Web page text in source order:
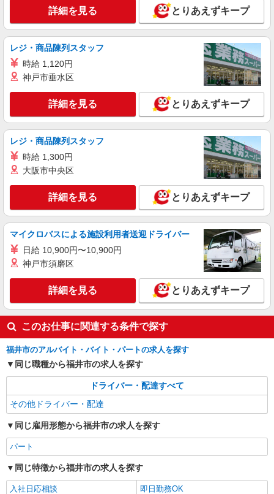
詳細を見る とりあえずキープ
レジ・商品陳列スタッフ
時給 1,120円
神戸市垂水区
詳細を見る とりあえずキープ
レジ・商品陳列スタッフ
時給 1,300円
大阪市中央区
詳細を見る とりあえずキープ
マイクロバスによる施設利用者送迎ドライバー
日給 10,900円〜10,900円
神戸市須磨区
詳細を見る とりあえずキープ
このお仕事に関連する条件で探す
福井市のアルバイト・バイト・パートの求人を探す
同じ職種から福井市の求人を探す
ドライバー・配達すべて
その他ドライバー・配達
同じ雇用形態から福井市の求人を探す
パート
同じ特徴から福井市の求人を探す
入社日応相談
即日勤務OK